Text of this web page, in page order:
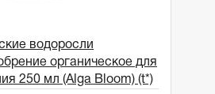
водоросли
органическое для
250 мл (Alga Bloom) (t*)